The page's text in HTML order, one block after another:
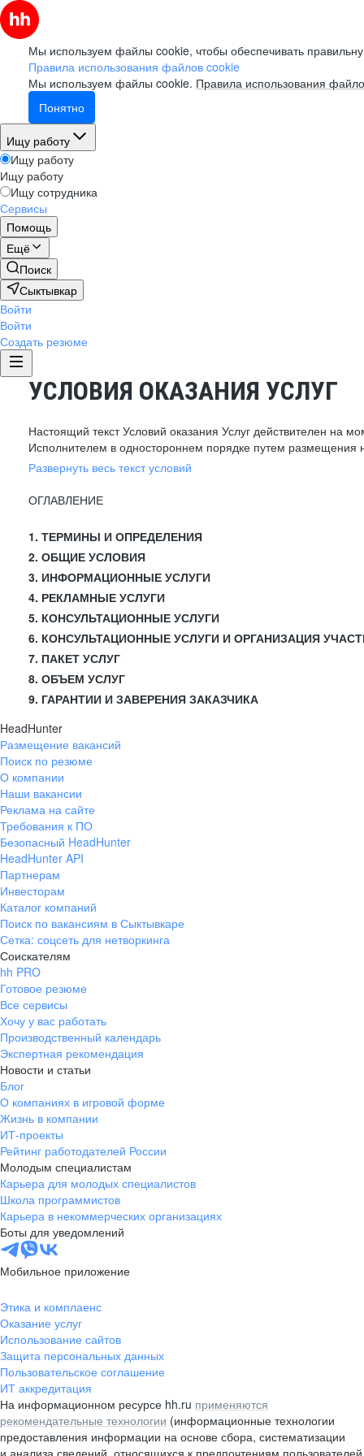
Мы используем файлы cookie, чтобы обеспечивать
Правила использования файлов cookie
Мы используем файлы cookie. Правила использования
Понятно
Ищу работу
Ищу работу
Ищу работу
Ищу сотрудника
Сервисы
Помощь
Ещё
Поиск
Сыктывкар
Войти
Войти
Создать резюме
УСЛОВИЯ ОКАЗАНИЯ УСЛУГ
Настоящий текст Условий оказания Услуг действителен на
Исполнителем в одностороннем порядке путем размещения
Развернуть весь текст условий
ОГЛАВЛЕНИЕ
1. ТЕРМИНЫ И ОПРЕДЕЛЕНИЯ
2. ОБЩИЕ УСЛОВИЯ
3. ИНФОРМАЦИОННЫЕ УСЛУГИ
4. РЕКЛАМНЫЕ УСЛУГИ
5. КОНСУЛЬТАЦИОННЫЕ УСЛУГИ
6. КОНСУЛЬТАЦИОННЫЕ УСЛУГИ И ОРГАНИЗАЦИЯ
7. ПАКЕТ УСЛУГ
8. ОБЪЕМ УСЛУГ
9. ГАРАНТИИ И ЗАВЕРЕНИЯ ЗАКАЗЧИКА
HeadHunter
Размещение вакансий
Поиск по резюме
О компании
Наши вакансии
Реклама на сайте
Требования к ПО
Безопасный HeadHunter
HeadHunter API
Партнерам
Инвесторам
Каталог компаний
Поиск по вакансиям в Сыктывкаре
Сетка: соцсеть для нетворкинга
Соискателям
hh PRO
Готовое резюме
Все сервисы
Хочу у вас работать
Производственный календарь
Экспертная рекомендация
Новости и статьи
Блог
О компаниях в игровой форме
Жизнь в компании
ИТ-проекты
Рейтинг работодателей России
Молодым специалистам
Карьера для молодых специалистов
Школа программистов
Карьера в некоммерческих организациях
Боты для уведомлений
Мобильное приложение
Этика и комплаенс
Оказание услуг
Использование сайтов
Защита персональных данных
Пользовательское соглашение
ИТ аккредитация
На информационном ресурсе hh.ru применяются
рекомендательные технологии (информационные технологии
предоставления информации на основе сбора, систематизации
и анализа сведений, относящихся к предпочтениям пользователей